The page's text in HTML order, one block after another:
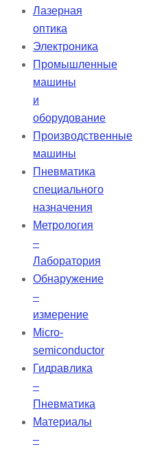
Лазерная
оптика
Электроника
Промышленные
машины
и
оборудование
Производственные
машины
Пневматика
специального
назначения
Метрология
–
Лаборатория
Обнаружение
–
измерение
Micro-
semiconductor
Гидравлика
–
Пневматика
Материалы
–